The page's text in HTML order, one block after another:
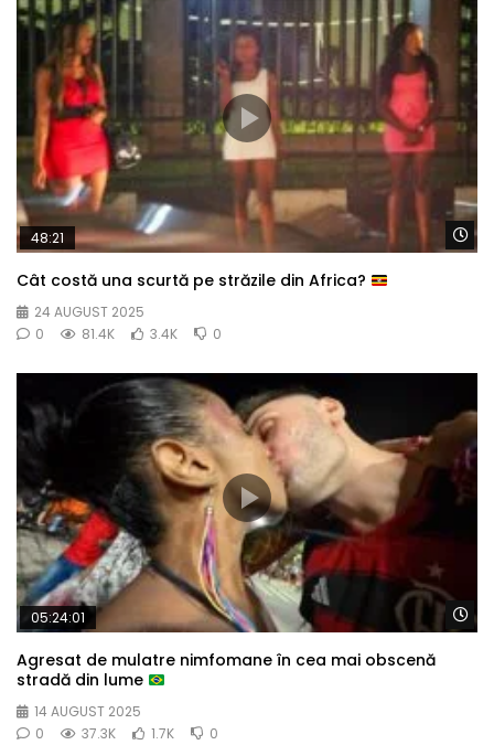
48:21
Cât costă una scurtă pe străzile din Africa?
24 AUGUST 2025
0
81.4K 3.4K 0
05:24:01
Agresat de mulatre nimfomane în cea mai obscenă
stradă din lume
14 AUGUST 2025
0
37.3K 1.7K 0